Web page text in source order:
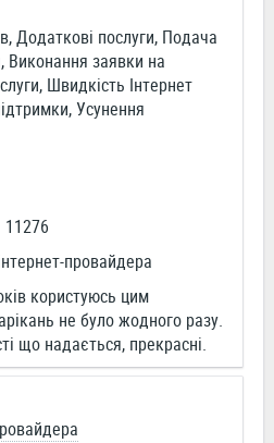
Додаткові послуги, Подача
Виконання заявки на
Швидкість Інтернет
Усунення
11276
провайдера
користуюсь цим
не було жодного разу.
що надається, прекрасні.